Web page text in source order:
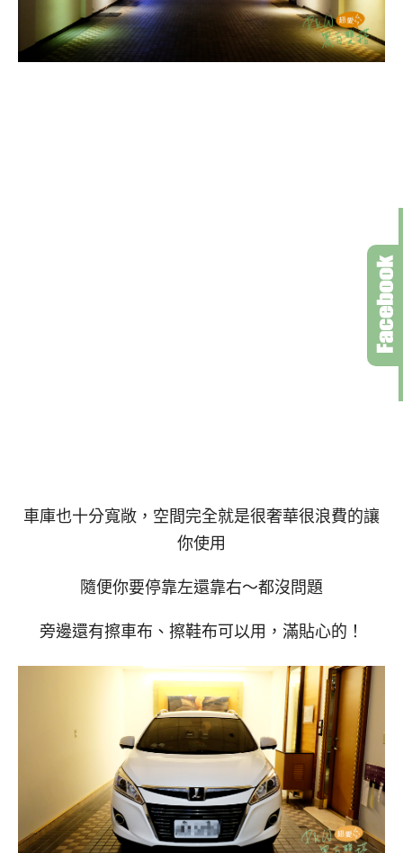
車庫也十分寬敞，空間完全就是很奢華很浪費的讓
你使用
隨便你要停靠左還靠右～都沒問題
旁邊還有擦車布、擦鞋布可以用，滿貼心的！